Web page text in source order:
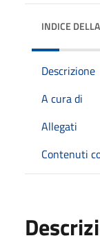
INDICE
Descrizione
A cura di
Allegati
Contenuti